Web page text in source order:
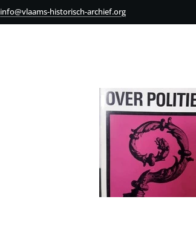
info@vlaams-historisch-archief.org